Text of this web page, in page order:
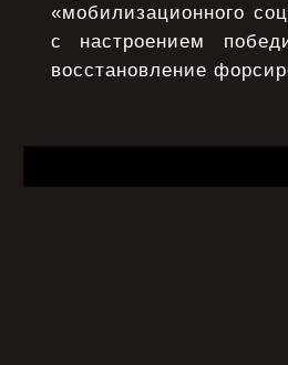
«мобилизационного
с настроением
восстановление